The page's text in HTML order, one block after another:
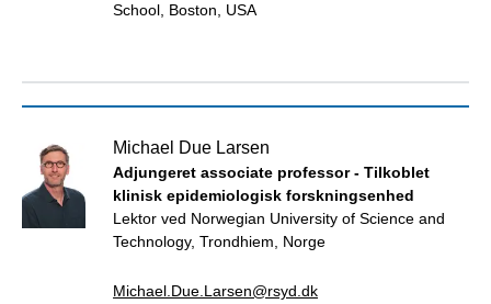
School, Boston, USA
Michael Due Larsen
Adjungeret associate professor - Tilkoblet
klinisk epidemiologisk forskningsenhed
Lektor ved Norwegian University of Science and
Technology, Trondhiem, Norge
Michael.Due.Larsen@rsyd.dk